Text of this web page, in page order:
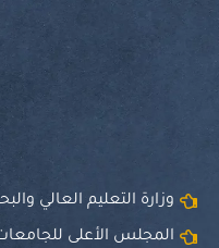
وزارة التعليم العالي
المجلس الأعلى